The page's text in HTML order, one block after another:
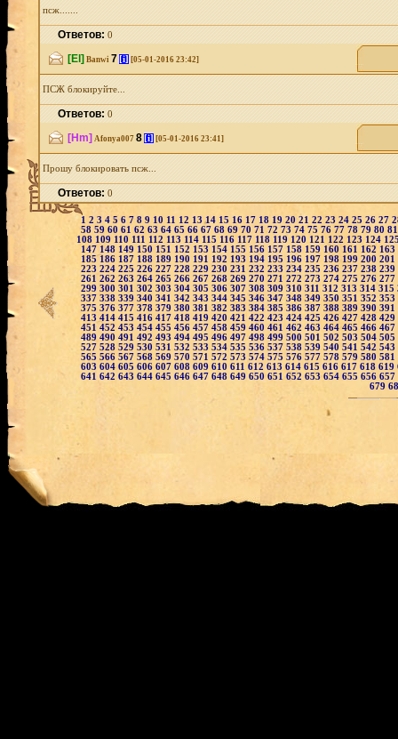
псж.......
Ответов:0
[El] Banwi 7 [i] [05-01-2016 23:42]
ПСЖ блокируйте...
Ответов:0
[Hm] Afonya007 8 [i] [05-01-2016 23:41]
Прошу блокировать псж...
Ответов:0
1 2 3 4 5 6 7 8 9 10 11 12 1314 15 16 17 18 19 20 21 22 23 24 25 26 27
58 59 60 61 62 63 64 65 66 67 68 69 70 71 72 73 74 75 76 77 78 79 80
108 109 110 111 112 113 114 115 116 117 118 119 120 121 122 123 124
147 148 149 150 151 152 153 154 155 156 157 158 159 160 161 162 163
185 186 187 188 189 190 191 192 193 194 195 196 197 198 199 200 201
223 224 225 226 227 228 229 230 231 232 233 234 235 236 237 238 239
261 262 263 264 265 266 267 268 269 270 271 272 273 274 275 276 277
299 300 301 302 303 304 305 306 307 308 309 310 311 312 313 314 315
337 338 339 340 341 342 343 344 345 346 347 348 349 350 351 352 353
375 376 377 378 379 380 381 382 383 384 385 386 387 388 389 390 391
413 414 415 416 417 418 419 420 421 422 423 424 425 426 427 428 429
451 452 453 454 455 456 457 458 459 460 461 462 463 464 465 466 467
489 490 491 492 493 494 495 496 497 498 499 500 501 502 503 504 505
527 528 529 530 531 532 533 534 535 536 537 538 539 540 541 542 543
565 566 567 568 569 570 571 572 573 574 575 576 577 578 579 580 581
603 604 605 606 607 608 609 610 611 612 613 614 615 616 617 618 619
641 642 643 644 645 646 647 648 649 650 651 652 653 654 655 656 657
679